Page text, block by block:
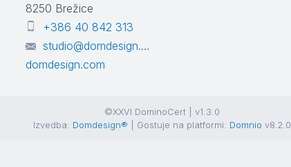
8250 Brežice
+386 40 842 313
studio@domdesign.com
domdesign.com
©XXVI DominoCert | v1.3.0
Izvedba: Domdesign® | Gostuje na platformi: Domnio v8.2.0